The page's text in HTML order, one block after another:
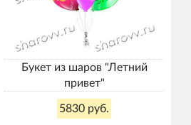
Букет из шаров "Летний
привет"
5830 руб.